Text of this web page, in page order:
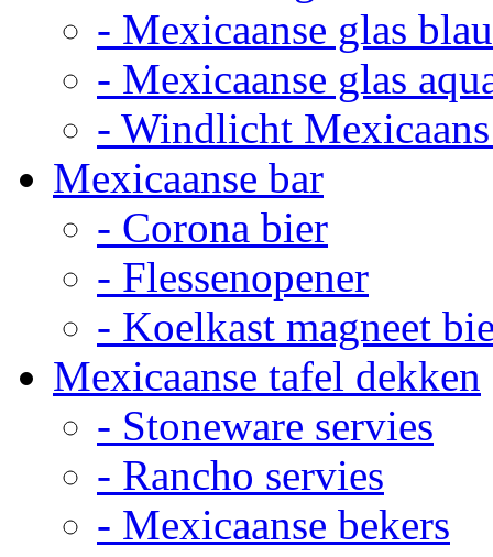
- Mexicaanse glas
- Mexicaanse glas
- Windlicht
Mexicaanse bar
- Corona bier
- Flessenopener
- Koelkast magneet
Mexicaanse tafel dekken
- Stoneware servies
- Rancho servies
- Mexicaanse bekers